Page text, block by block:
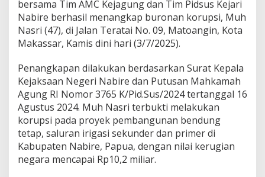
T
e
r
a
t
K
a
s
u
s
K
o
bersama Tim AMC Kejagung dan Tim Pidsus Kejari
Nabire berhasil menangkap buronan korupsi, Muh
Nasri (47), di Jalan Teratai No. 09, Matoangin, Kota
Makassar, Kamis dini hari (3/7/2025).
Penangkapan dilakukan berdasarkan Surat Kepala
Kejaksaan Negeri Nabire dan Putusan Mahkamah
Agung RI Nomor 3765 K/Pid.Sus/2024 tertanggal 16
Agustus 2024. Muh Nasri terbukti melakukan
korupsi pada proyek pembangunan bendung
tetap, saluran irigasi sekunder dan primer di
Kabupaten Nabire, Papua, dengan nilai kerugian
negara mencapai Rp10,2 miliar.